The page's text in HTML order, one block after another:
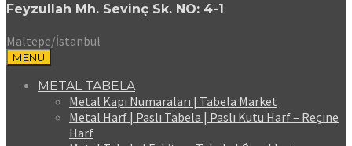
Feyzullah Mh. Sevinç Sk. NO: 4-1
Maltepe/İstanbul
MENÜ
METAL TABELA
Metal Kapı Numaraları | Tabela Market
Metal Harf | Paslı Tabela | Paslı Kutu Harf – Reçine
Harf